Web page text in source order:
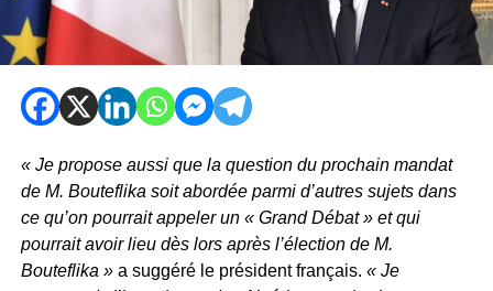
« Je propose aussi que la question du prochain mandat
de M. Bouteflika soit abordée parmi d’autres sujets dans
ce qu’on pourrait appeler un « Grand Débat » et qui
pourrait avoir lieu dès lors après l’élection de M.
Bouteflika »a suggéré le président français. « Je